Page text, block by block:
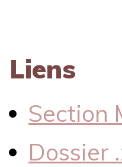
Liens
Section
Dossier